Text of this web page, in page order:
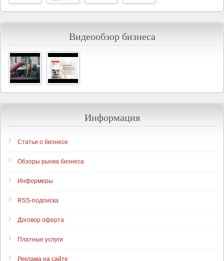
Видеообзор бизнеса
Информация
Статьи о бизнесе
Обзоры рынка бизнеса
Информеры
RSS-подписка
Договор оферта
Платные услуги
Реклама на сайте